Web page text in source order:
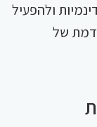
ולהפעיל
של